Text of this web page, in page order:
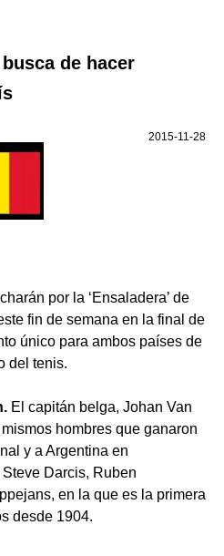
de hacer
2015-11-28
por la ‘Ensaladera’ de
fin de semana en la final de
único para ambos países de
del tenis.
El capitán belga, Johan Van
hombres que ganaron
y a Argentina en
Darcis, Ruben
en la que es la primera
desde 1904.